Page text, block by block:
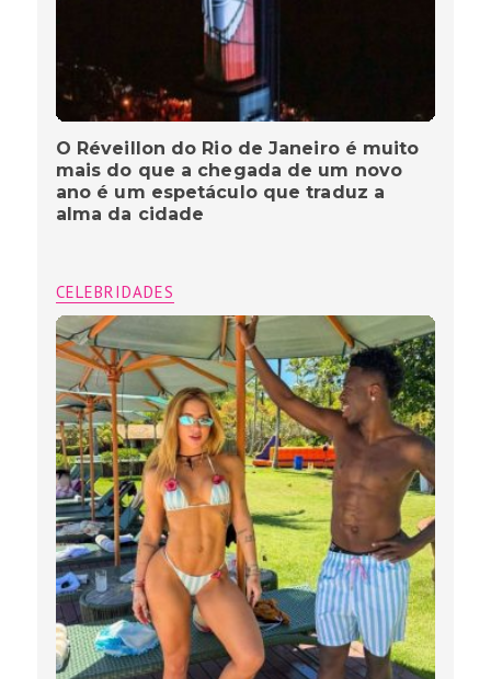
O Réveillon do Rio de Janeiro é muito
mais do que a chegada de um novo
ano é um espetáculo que traduz a
alma da cidade
CELEBRIDADES